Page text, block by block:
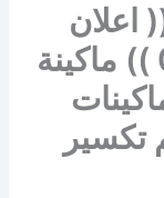
اعلان
للايجار 01063997733 )) ماكينة
تكسير